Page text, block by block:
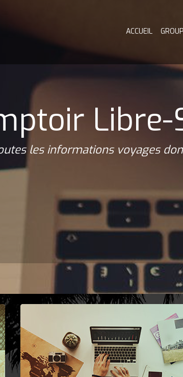
ACCUEIL
Libre-
les informations voyages